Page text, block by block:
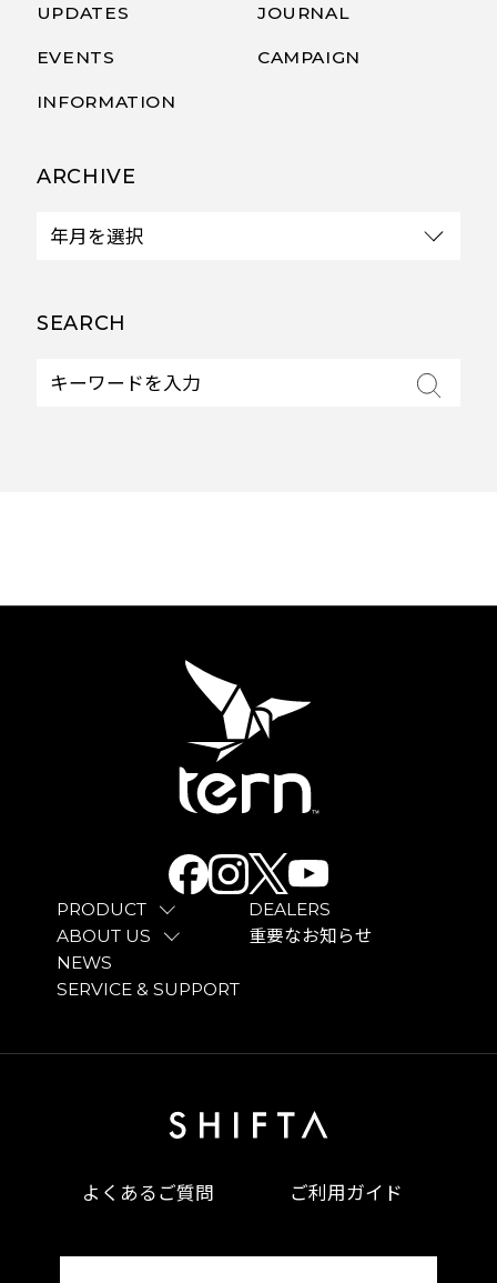
UPDATES JOURNAL
EVENTS CAMPAIGN
INFORMATION
ARCHIVE
SEARCH
PRODUCT
ABOUT US
NEWS
SERVICE & SUPPORT
DEALERS
重要なお知らせ
よくあるご質問 ご利用ガイド